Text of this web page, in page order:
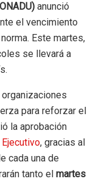
anunció
el vencimiento
Este martes,
se llevará a
para reforzar el
la aprobación
, gracias al
cada una de
tanto el martes